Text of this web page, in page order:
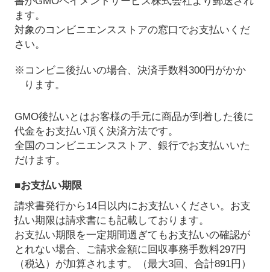
ます。
対象のコンビニエンスストアの窓口でお支払いくだ
さい。
※コンビニ後払いの場合、決済手数料300円がかか
ります。
GMO後払いとはお客様の手元に商品が到着した後に
代金をお支払い頂く決済方法です。
全国のコンビニエンスストア、銀行でお支払いいた
だけます。
■お支払い期限
請求書発行から14日以内にお支払いください。お支
払い期限は請求書にも記載しております。
お支払い期限を一定期間過ぎてもお支払いの確認が
とれない場合、ご請求金額に回収事務手数料297円
（税込）が加算されます。（最大3回、合計891円）